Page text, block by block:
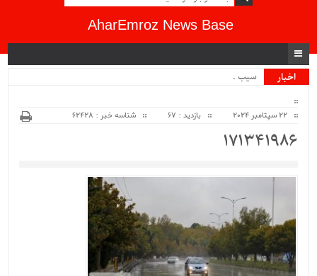
AharEmroz News Base
اخبار
سیب کشا_
22 سپتامبر 2024 بازدید : 67 شناسه خبر : 62428
171341986